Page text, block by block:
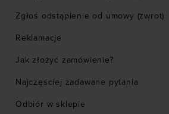
Zgłoś odstąpienie od umowy (zwrot)
Reklamacje
Jak złożyć zamówienie?
Najczęściej zadawane pytania
Odbiór w sklepie